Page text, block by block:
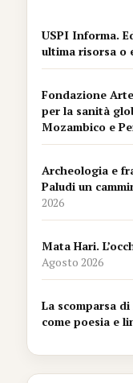
USPI Informa.
ultima risorsa o
Fondazione
per la sanità
Mozambico e
Archeologia e
Paludi un
2026
Mata Hari.
Agosto 2026
La scomparsa
come poesia e